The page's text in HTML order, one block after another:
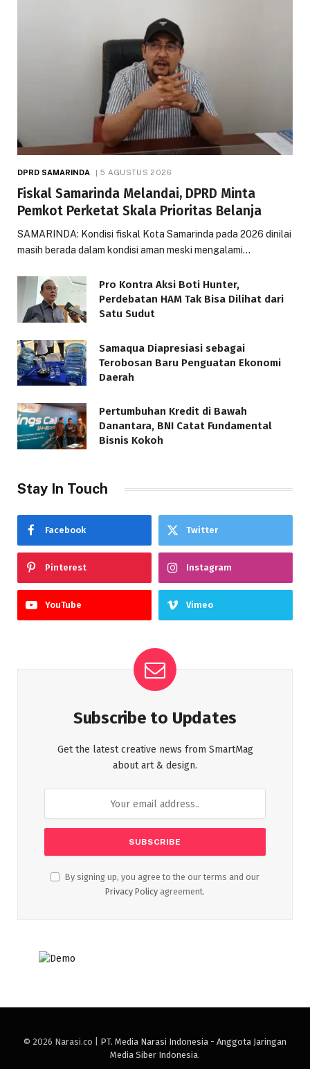
DPRD SAMARINDA 5 AGUSTUS 2026
Fiskal Samarinda Melandai, DPRD Minta
Pemkot Perketat Skala Prioritas Belanja
SAMARINDA: Kondisi fiskal Kota Samarinda pada 2026 dinilai
masih berada dalam kondisi aman meski mengalami…
Pro Kontra Aksi Boti Hunter,
Perdebatan HAM Tak Bisa Dilihat dari
Satu Sudut
Samaqua Diapresiasi sebagai
Terobosan Baru Penguatan Ekonomi
Daerah
Pertumbuhan Kredit di Bawah
Danantara, BNI Catat Fundamental
Bisnis Kokoh
Stay In Touch
Facebook Twitter
Pinterest Instagram
YouTube Vimeo
Subscribe to Updates
Get the latest creative news from SmartMag
about art & design.
By signing up, you agree to the our terms and our
Privacy Policy agreement.
© 2026 Narasi.co | PT. Media Narasi Indonesia - Anggota Jaringan
Media Siber Indonesia.